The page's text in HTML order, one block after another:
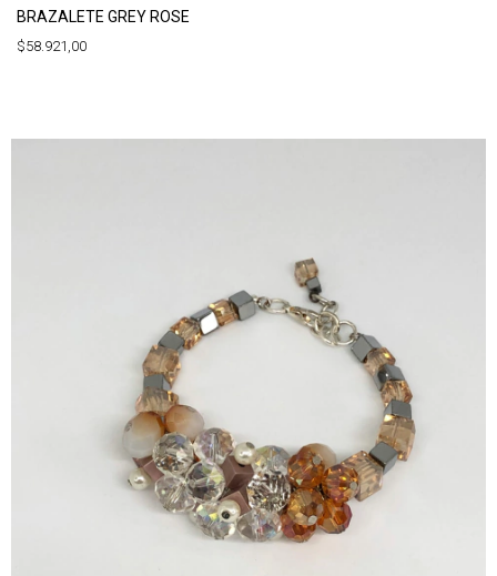
BRAZALETE GREY ROSE
$58.921,00